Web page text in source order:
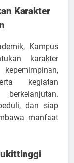
Karakter
Kampus
karakter
kegiatan
dan siap
manfaat